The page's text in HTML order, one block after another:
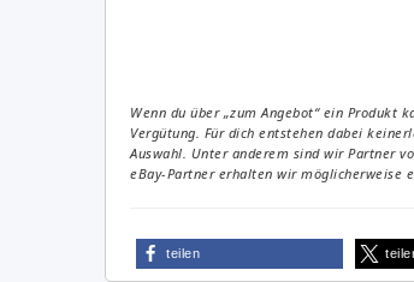
Wenn du über „zum Angebot“ ein
Vergütung. Für dich entstehen dabei
Auswahl. Unter anderem sind wir Partner
eBay-Partner erhalten wir möglicherweise
teilen